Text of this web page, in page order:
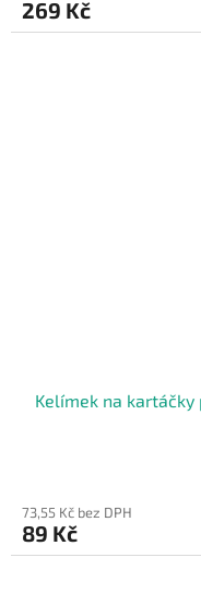
269 Kč
Kelímek na kartáčky
73,55 Kč bez DPH
89 Kč